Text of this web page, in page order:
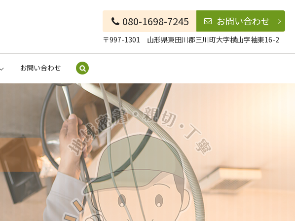
お問い合わせ
080-1698-7245 お問い合わせ
〒997-1301 山形県東田川郡三川町大字横山字袖東16-2